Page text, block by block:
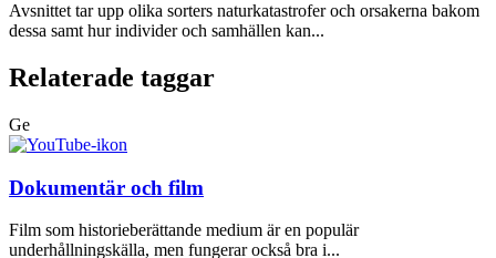
Avsnittet tar upp olika sorters naturkatastrofer och orsakerna bakom
dessa samt hur individer och samhällen kan...
Relaterade taggar
Ge
Dokumentär och film
Film som historieberättande medium är en populär
underhållningskälla, men fungerar också bra i...